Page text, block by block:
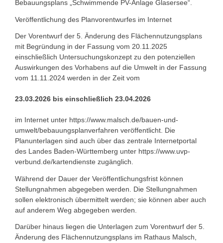
Bebauungsplans „Schwimmende PV-Anlage Glasersee“.
Veröffentlichung des Planvorentwurfes im Internet
Der Vorentwurf der 5. Änderung des Flächennutzungsplans
mit Begründung in der Fassung vom 20.11.2025
einschließlich Untersuchungskonzept zu den potenziellen
Auswirkungen des Vorhabens auf die Umwelt in der Fassung
vom 11.11.2024 werden in der Zeit vom
23.03.2026 bis einschließlich 23.04.2026
im Internet unter https://www.malsch.de/bauen-und-
umwelt/bebauungsplanverfahren veröffentlicht. Die
Planunterlagen sind auch über das zentrale Internetportal
des Landes Baden-Württemberg unter https://www.uvp-
verbund.de/kartendienste zugänglich.
Während der Dauer der Veröffentlichungsfrist können
Stellungnahmen abgegeben werden. Die Stellungnahmen
sollen elektronisch übermittelt werden; sie können aber auch
auf anderem Weg abgegeben werden.
Darüber hinaus liegen die Unterlagen zum Vorentwurf der 5.
Änderung des Flächennutzungsplans im Rathaus Malsch,